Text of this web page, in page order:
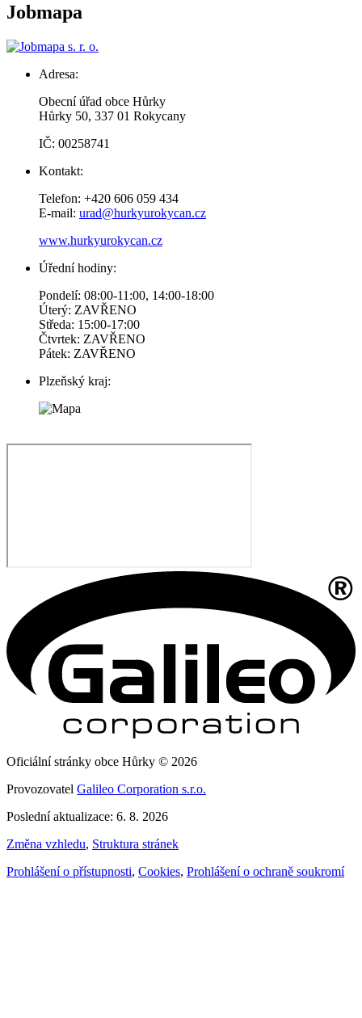
Jobmapa
Adresa:
Obecní úřad obce Hůrky
Hůrky 50, 337 01 Rokycany
IČ: 00258741
Kontakt:
Telefon: +420 606 059 434
E-mail: urad@hurkyurokycan.cz
www.hurkyurokycan.cz
Úřední hodiny:
Pondelí: 08:00-11:00, 14:00-18:00
Úterý: ZAVŘENO
Středa: 15:00-17:00
Čtvrtek: ZAVŘENO
Pátek: ZAVŘENO
Plzeňský kraj:
Oficiální stránky obce Hůrky © 2026
Provozovatel Galileo Corporation s.r.o.
Poslední aktualizace: 6. 8. 2026
Změna vzhledu, Struktura stránek
Prohlášení o přístupnosti, Cookies, Prohlášení o ochraně soukromí